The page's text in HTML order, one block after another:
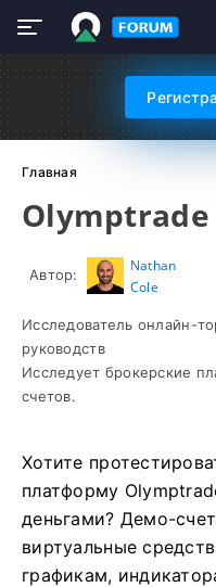
Главная
Автор:
Nathan
Cole
Исследователь онлайн-
руководств
Исследует брокерские
счетов.
Хотите
платформу
деньгами? Демо-
виртуальные
графикам,